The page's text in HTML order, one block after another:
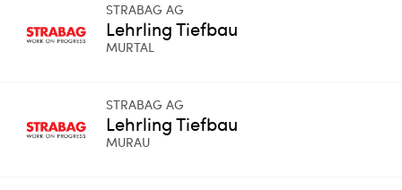
STRABAG AG
Lehrling Tiefbau
MURTAL
STRABAG AG
Lehrling Tiefbau
MURAU